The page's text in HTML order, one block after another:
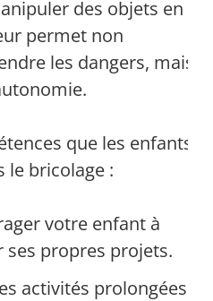
des objets en
permet non
les dangers, mais
que les enfants
le bricolage :
votre enfant à
ses propres projets.
activités prolongées